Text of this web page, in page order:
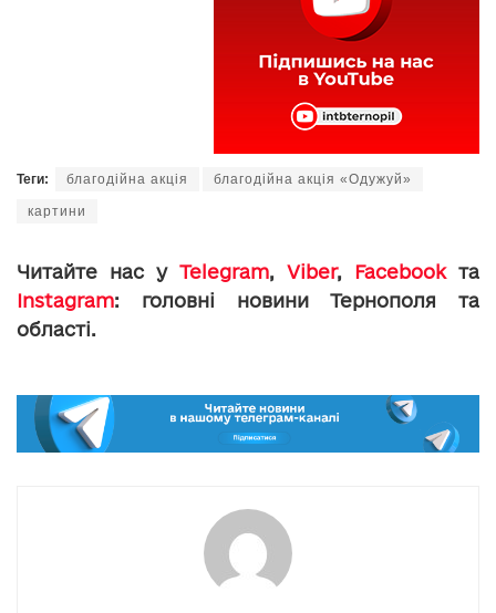
Теги: благодійна акція благодійна акція «Одужуй»
картини
Читайте нас у Telegram, Viber, Facebookта
Instagram: головні новини Тернополя та
області.